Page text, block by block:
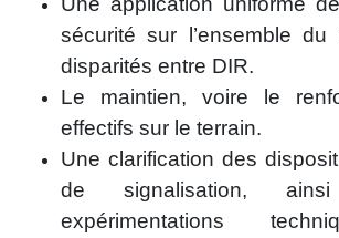
sécurité sur l’ensemble du
disparités entre DIR.
Le maintien, voire le
effectifs sur le terrain.
Une clarification des
de signalisation,
expérimentations